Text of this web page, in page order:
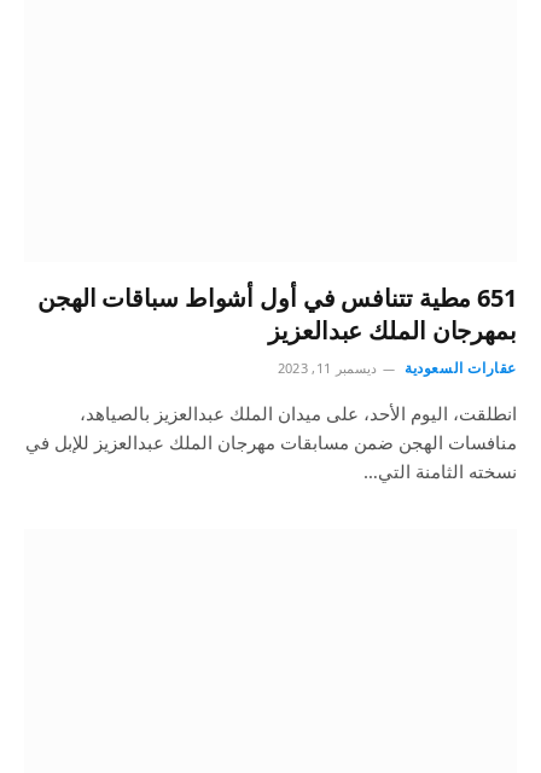
651 مطية تتنافس في أول أشواط سباقات الهجن
بمهرجان الملك عبدالعزيز
عقارات السعودية ديسمبر 11, 2023
انطلقت، اليوم الأحد، على ميدان الملك عبدالعزيز بالصياهد،
منافسات الهجن ضمن مسابقات مهرجان الملك عبدالعزيز للإبل في
نسخته الثامنة التي…